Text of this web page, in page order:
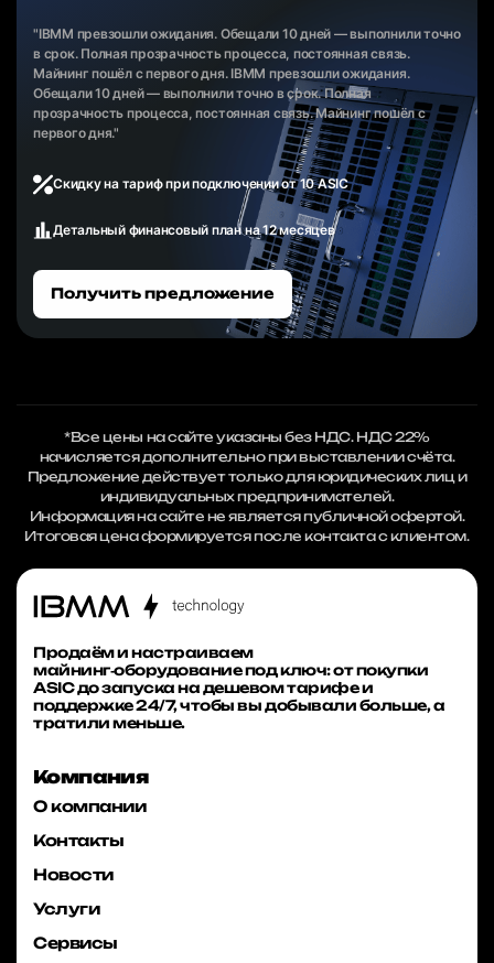
"IBMM превзошли ожидания. Обещали 10 дней — выполнили точно
в срок. Полная прозрачность процесса, постоянная связь.
Майнинг пошёл с первого дня. IBMM превзошли ожидания.
Обещали 10 дней — выполнили точно в срок. Полная
прозрачность процесса, постоянная связь. Майнинг пошёл с
первого дня."
Скидку на тариф при подключении от 10 ASIC
Детальный финансовый план на 12 месяцев
Получить предложение
*Все цены на сайте указаны без НДС. НДС 22%
начисляется дополнительно при выставлении счёта.
Предложение действует только для юридических лиц и
индивидуальных предпринимателей.
Информация на сайте не является публичной офертой.
Итоговая цена формируется после контакта с клиентом.
Продаём и настраиваем
майнинг‑оборудование под ключ: от покупки
ASIC до запуска на дешевом тарифе и
поддержке 24/7, чтобы вы добывали больше, а
тратили меньше.
Компания
О компании
Контакты
Новости
Услуги
Сервисы